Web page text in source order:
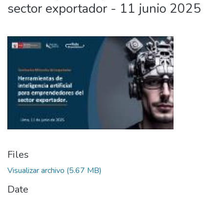
sector exportador - 11 junio 2025
Files
Visualizar archivo (5.67 MB)
Date